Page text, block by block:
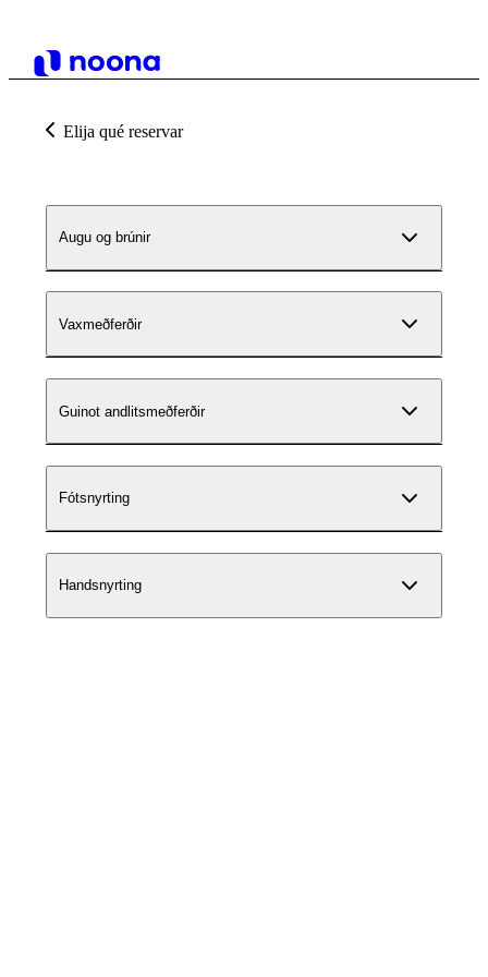
Elija qué reservar
Augu og brúnir
Vaxmeðferðir
Guinot andlitsmeðferðir
Fótsnyrting
Handsnyrting